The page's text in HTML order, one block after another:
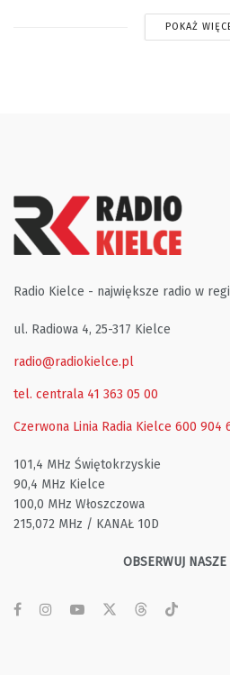
POKAŻ
Radio Kielce - największe radio w
ul. Radiowa 4, 25-317 Kielce
radio@radiokielce.pl
tel. centrala 41 363 05 00
Czerwona Linia Radia Kielce 600 904
101,4 MHz Świętokrzyskie
90,4 MHz Kielce
100,0 MHz Włoszczowa
215,072 MHz / KANAŁ 10D
OBSERWUJ